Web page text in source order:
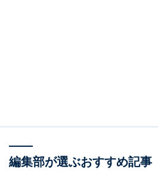
編集部が選ぶおすすめ記事